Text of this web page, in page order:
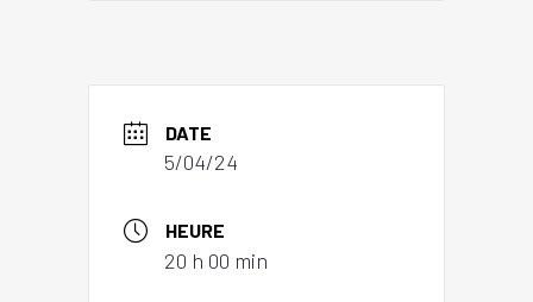
DATE
5/04/24
HEURE
20 h 00 min